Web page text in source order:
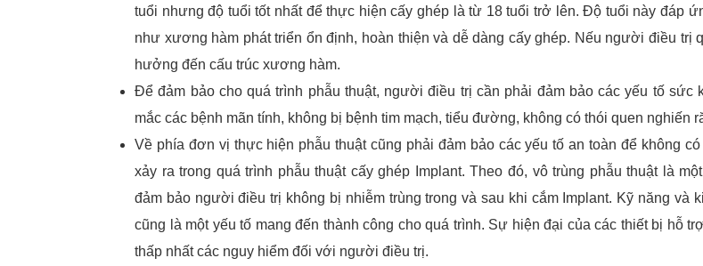
tuổi nhưng độ tuổi tốt nhất để thực hiện cấy ghép là từ 18 tuổi trở lên. Độ tuổi này đáp
như xương hàm phát triển ổn định, hoàn thiện và dễ dàng cấy ghép. Nếu người điều trị
hưởng đến cấu trúc xương hàm.
Để đảm bảo cho quá trình phẫu thuật, người điều trị cần phải đảm bảo các yếu tố sức
mắc các bệnh mãn tính, không bị bệnh tim mạch, tiểu đường, không có thói quen nghiến
Về phía đơn vị thực hiện phẫu thuật cũng phải đảm bảo các yếu tố an toàn để không
xảy ra trong quá trình phẫu thuật cấy ghép Implant. Theo đó, vô trùng phẫu thuật là
đảm bảo người điều trị không bị nhiễm trùng trong và sau khi cắm Implant. Kỹ năng và
cũng là một yếu tố mang đến thành công cho quá trình. Sự hiện đại của các thiết bị hỗ
thấp nhất các nguy hiểm đối với người điều trị.